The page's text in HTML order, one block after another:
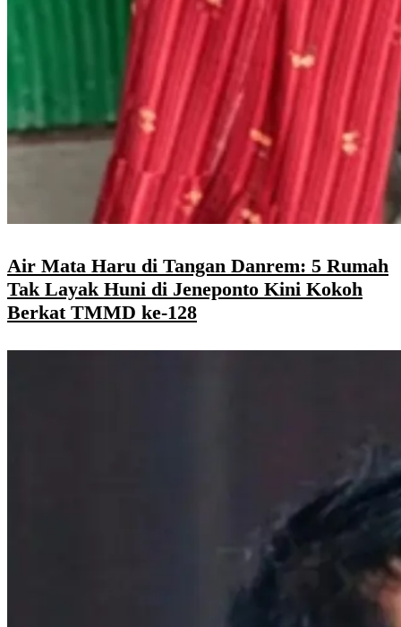
Air Mata Haru di Tangan Danrem: 5 Rumah
Tak Layak Huni di Jeneponto Kini Kokoh
Berkat TMMD ke-128